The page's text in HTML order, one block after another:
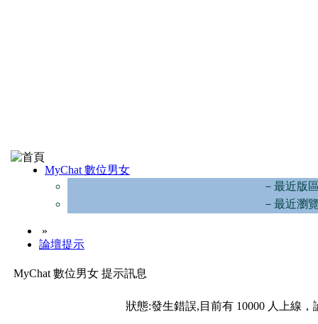
MyChat 數位男女
－最近版
－最近瀏
»
論壇提示
MyChat 數位男女 提示訊息
狀態:發生錯誤,目前有 10000 人上線